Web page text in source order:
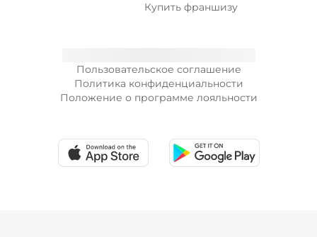
Пользовательское соглашение
Политика конфиденциальности
Положение о программе лояльности
Купить франшизу